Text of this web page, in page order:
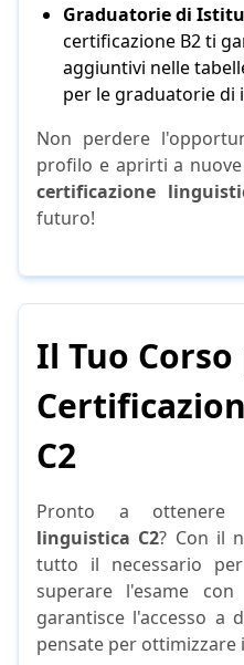
Graduatorie di
certificazione B2 ti
aggiuntivi nelle
per le graduatorie di
Non perdere
profilo e aprirti a
certificazione
futuro!
Il Tuo
C2
Pronto a
linguistica C2? Con il
tutto il necessario
superare l'esame con
garantisce l'accesso a
pensate per